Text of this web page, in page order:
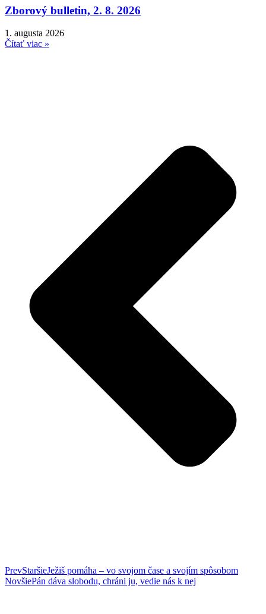
Zborový bulletin, 2. 8. 2026
1. augusta 2026
Čítať viac »
PrevStaršieJežiš pomáha – vo svojom čase a svojím spôsobom
NovšiePán dáva slobodu, chráni ju, vedie nás k nej